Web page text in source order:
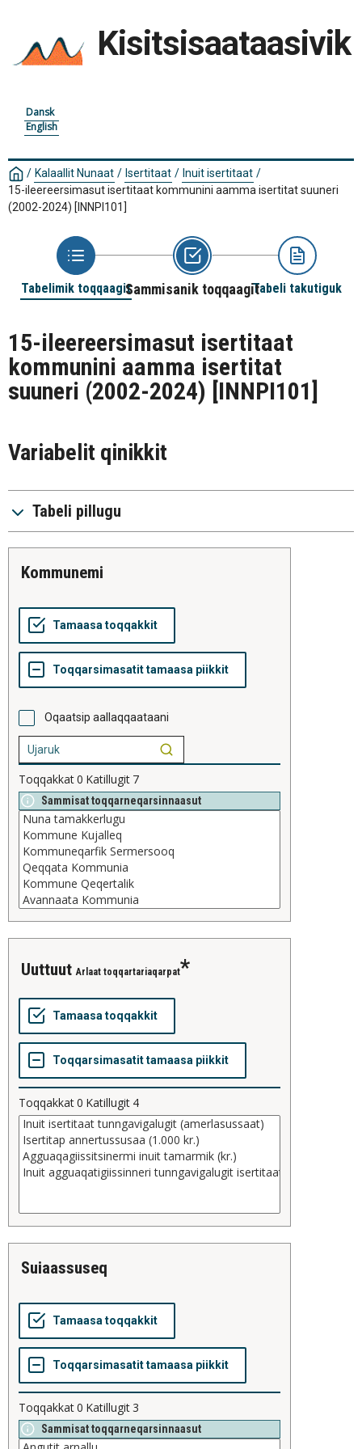
Kisitsisaataasivik
Dansk
English
/ Kalaallit Nunaat / Isertitaat / Inuit isertitaat /
15-ileereersimasut isertitaat kommunini aamma isertitat suuneri
(2002-2024) [INNPI101]
Tabelimik toqqaagitSammisanik toqqaagitTabeli takutiguk
15-ileereersimasut isertitaat
kommunini aamma isertitat
suuneri (2002-2024) [INNPI101]
Variabelit qinikkit
Tabeli pillugu
kommunemi
Oqaatsip aallaqqaataani
Toqqakkat0 Katillugit 7
Sammisat toqqarneqarsinnaasut
uuttuut Arlaat toqqartariaqarpat
Toqqakkat0 Katillugit 4
suiaassuseq
Toqqakkat0 Katillugit3
Sammisat toqqarneqarsinnaasut